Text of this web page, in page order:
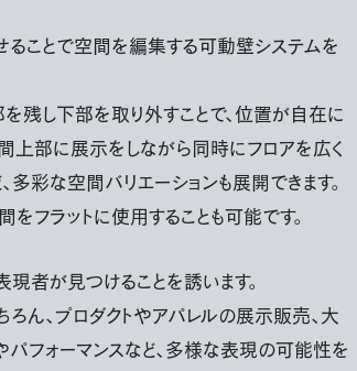
ことで空間を編集する可動壁システムを
残し下部を取り外すことで、位置が自在に
上部に展示をしながら同時にフロアを広く
多彩な空間バリエーションも展開できます。
フラットに使用することも可能です。
者が見つけることを誘います。
ん、プロダクトやアパレルの展示販売、大
パフォーマンスなど、多様な表現の可能性を